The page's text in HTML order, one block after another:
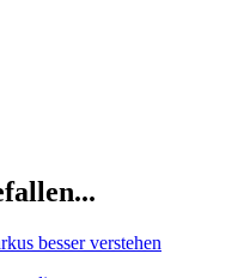
besser verstehen